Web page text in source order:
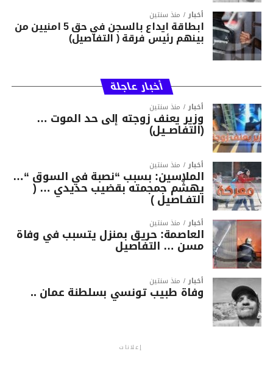
أخبار منذ سنتين
ابطاقة ايداع بالسجن في حق 5 امنيين من
بينهم رئيس فرقة ( التفاصيل)
أخبار عاجلة
أخبار منذ سنتين
وزير يعنف زوجته إلى حد الموت …
(التفاصــيل)
أخبار منذ سنتين
الملاسين: بسبب “نصبة في السوق “…
يهشّم جمجمته بقضيب حديدي … (
التفـاصيل )
أخبار منذ سنتين
العاصمة: حريق بمنزل يتسبب في وفاة
مسن … التفاصيل
أخبار منذ سنتين
وفاة طبيب تونسي بسلطنة عمان ..
إعلانات